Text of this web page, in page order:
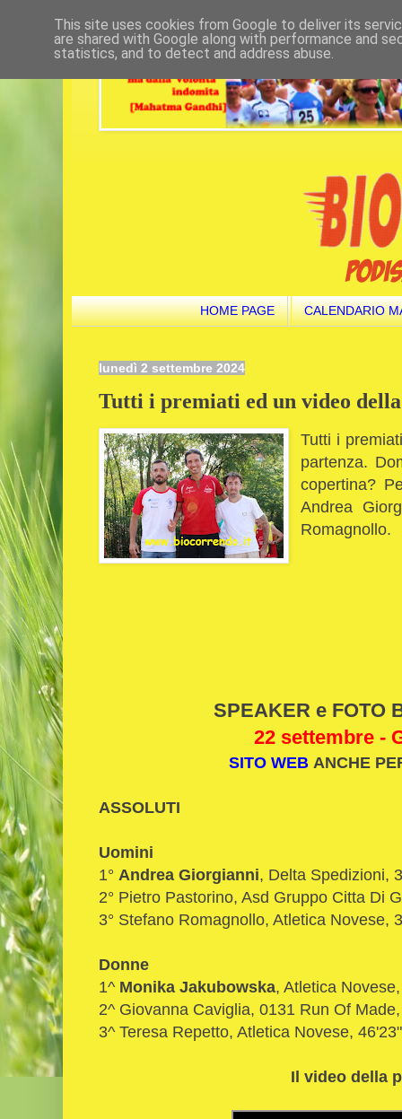
HOME PAGE CALENDARIO
lunedì 2 settembre 2024
Tutti i premiati ed un video
Tutti i
partenza.
copertina?
Andrea
Romagnollo.
SPEAKER e FOTO
22 settembre -
SITO WEB ANCHE
ASSOLUTI
Uomini
1° Andrea Giorgianni, Delta Spedizioni,
2° Pietro Pastorino, Asd Gruppo Citta Di
3° Stefano Romagnollo, Atletica Novese,
Donne
1^ Monika Jakubowska, Atletica
2^ Giovanna Caviglia, 0131 Run Of
3^ Teresa Repetto, Atletica Novese, 46'23"
Il video della
This site uses cookies from Google to deliver its
are shared with Google along with performance and
statistics, and to detect and address abuse.